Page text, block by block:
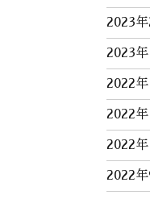
2023年
2023年
2022年
2022年
2022年
2022年